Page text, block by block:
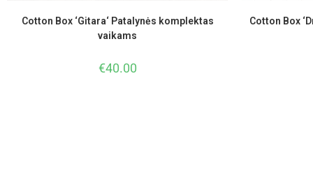
Cotton Box ‘Gitara‘ Patalynės komplektas
vaikams
€40.00
Cotton Box